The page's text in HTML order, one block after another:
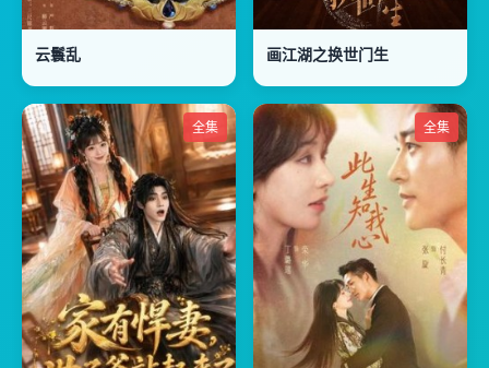
云鬟乱 画江湖之换世门生
全集 全集